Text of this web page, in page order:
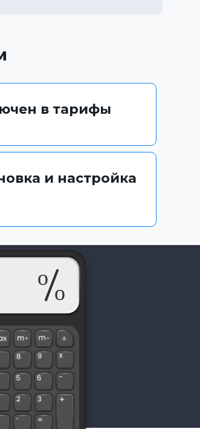
в тарифы
и настройка